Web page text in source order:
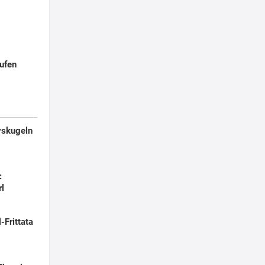
Frittata